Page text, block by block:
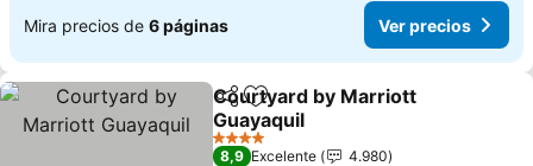
Mira precios de 6 páginas Ver precios
CompartirAgregar a favoritos
Courtyard by Marriott
Guayaquil
4 Estrellas
8,9 Excelente
4.980